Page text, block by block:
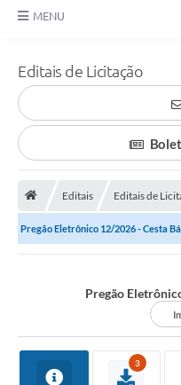
MENU
Transparência
Principal
Notícias
Secretarias
Legislação
SIC
Arquivos para Download
Editais de Licitação
Editais Editais de
Pregão Eletrônico 12/2026 - Cesta
Pregão
3